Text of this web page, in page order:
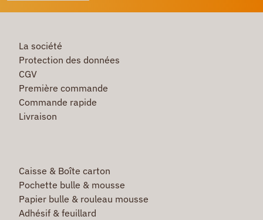
La société
Protection des données
CGV
Première commande
Commande rapide
Livraison
Caisse & Boîte carton
Pochette bulle & mousse
Papier bulle & rouleau mousse
Adhésif & feuillard